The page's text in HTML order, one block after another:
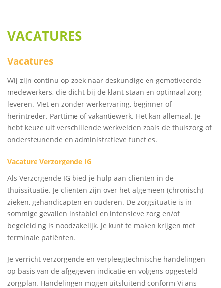
VACATURES
Vacatures
Wij zijn continu op zoek naar deskundige en gemotiveerde
medewerkers, die dicht bij de klant staan en optimaal zorg
leveren. Met en zonder werkervaring, beginner of
herintreder. Parttime of vakantiewerk. Het kan allemaal. Je
hebt keuze uit verschillende werkvelden zoals de thuiszorg of
ondersteunende en administratieve functies.
Vacature Verzorgende IG
Als Verzorgende IG bied je hulp aan cliënten in de
thuissituatie. Je cliënten zijn over het algemeen (chronisch)
zieken, gehandicapten en ouderen. De zorgsituatie is in
sommige gevallen instabiel en intensieve zorg en/of
begeleiding is noodzakelijk. Je kunt te maken krijgen met
terminale patiënten.
Je verricht verzorgende en verpleegtechnische handelingen
op basis van de afgegeven indicatie en volgens opgesteld
zorgplan. Handelingen mogen uitsluitend conform Vilans